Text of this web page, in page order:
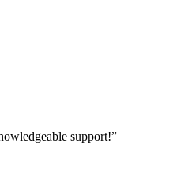
support!”